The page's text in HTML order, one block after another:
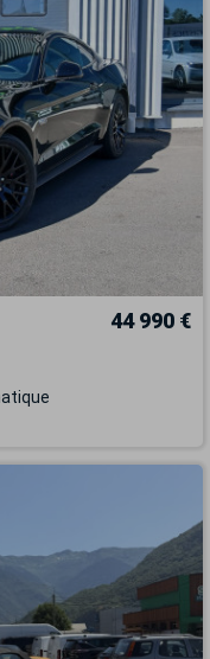
44 990 €